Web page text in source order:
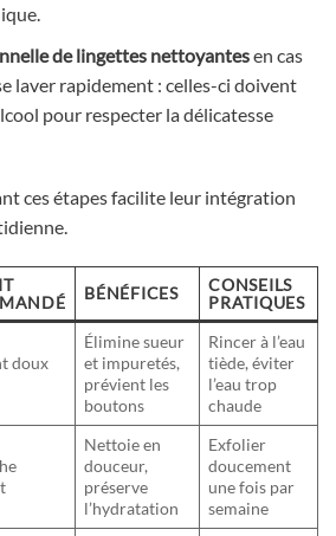
de lingettes nettoyantesen cas
laver rapidement : celles-ci doivent
pour respecter la délicatesse
ces étapes facilite leur intégration
BÉNÉFICES
CONSEILS
PRATIQUES
doux
Élimine sueur
et impuretés,
prévient les
boutons
Rincer à l’eau
tiède, éviter
l’eau trop
chaude
Nettoie en
douceur,
préserve
l’hydratation
Exfolier
doucement
une fois par
semaine